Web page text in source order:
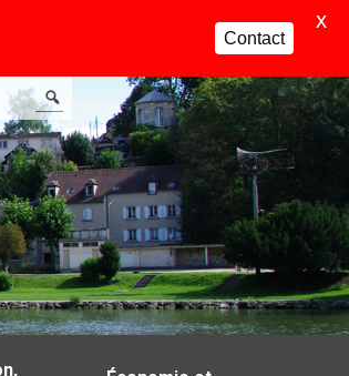
Contact
X